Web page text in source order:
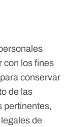
con los fines
conservar
de las
pertinentes,
de